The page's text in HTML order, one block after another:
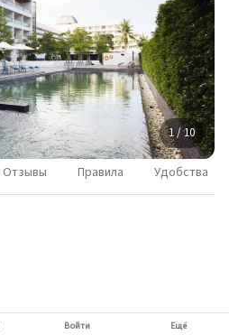
1 / 10
Отзывы Правила Удобства
Войти Ещё